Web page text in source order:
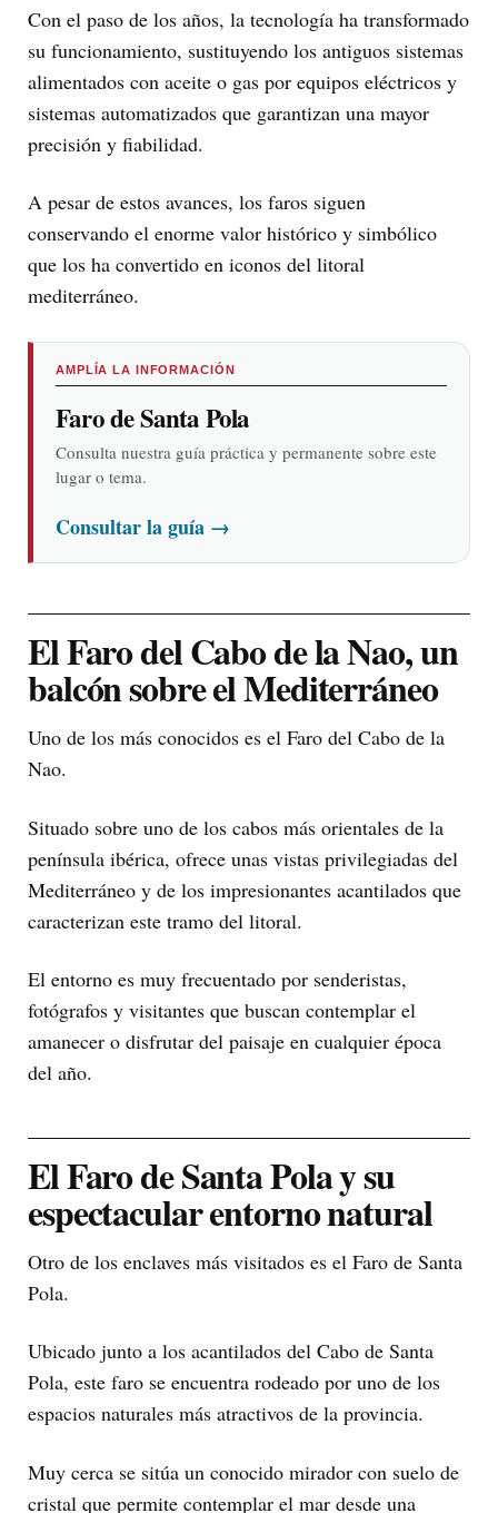
Con el paso de los años, la tecnología ha transformado
su funcionamiento, sustituyendo los antiguos sistemas
alimentados con aceite o gas por equipos eléctricos y
sistemas automatizados que garantizan una mayor
precisión y fiabilidad.
A pesar de estos avances, los faros siguen
conservando el enorme valor histórico y simbólico
que los ha convertido en iconos del litoral
mediterráneo.
AMPLÍA LA INFORMACIÓN
Faro de Santa Pola
Consulta nuestra guía práctica y permanente sobre este
lugar o tema.
Consultar la guía →
El Faro del Cabo de la Nao, un
balcón sobre el Mediterráneo
Uno de los más conocidos es el Faro del Cabo de la
Nao.
Situado sobre uno de los cabos más orientales de la
península ibérica, ofrece unas vistas privilegiadas del
Mediterráneo y de los impresionantes acantilados que
caracterizan este tramo del litoral.
El entorno es muy frecuentado por senderistas,
fotógrafos y visitantes que buscan contemplar el
amanecer o disfrutar del paisaje en cualquier época
del año.
El Faro de Santa Pola y su
espectacular entorno natural
Otro de los enclaves más visitados es el Faro de Santa
Pola.
Ubicado junto a los acantilados del Cabo de Santa
Pola, este faro se encuentra rodeado por uno de los
espacios naturales más atractivos de la provincia.
Muy cerca se sitúa un conocido mirador con suelo de
cristal que permite contemplar el mar desde una